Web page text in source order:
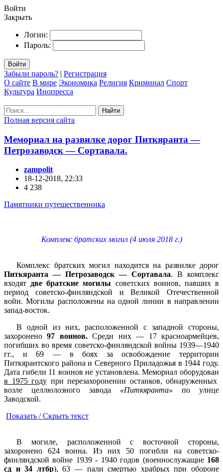
Войти
Закрыть
Логин:
Пароль:
Войти
Забыли пароль? | Регистрация
О сайте В мире Экономика Религия Криминал Спорт
Культура Инопресса
Найти
Полная версия сайта
Мемориал на развилке дорог Питкяранта —
Петрозаводск — Сортавала.
zampolit
18-12-2018, 22:33
4 238
Памятники путешественника
Комплекс братских могил (4 июля 2018 г.)
Комплекс братских могил находится на развилке дорог
Питкяранта — Петрозаводск — Сортавала. В комплекс
входятдве братские могилы советских воинов, павших в
период советско-финляндской и Великой Отечественной
войн. Могилы расположены на одной линии в направлении
запад-восток.
В одной из них, расположенной с западной стороны,
захоронено97 воинов.Среди них — 17 красноармейцев,
погибших во время советско-финляндской войны 1939—1940
гг., и 69 — в боях за освобождение территории
Питкярантского района и Северного Приладожья в 1944 году.
Дата гибели 11 воинов не установлена. Мемориал оборудован
в 1975 году при перезахоронении останков, обнаруженных
возле целлюлозного завода «Питкяранта» по улице
Заводской.
Показать / Скрыть текст
В могиле, расположенной с восточной стороны,
захоронено 624 воина. Из них 50 погибли на советско-
финляндской войне 1939 - 1940 годов (военнослужащие 168
сд и 34 лтбр), 63 — пали смертью храбрых при обороне